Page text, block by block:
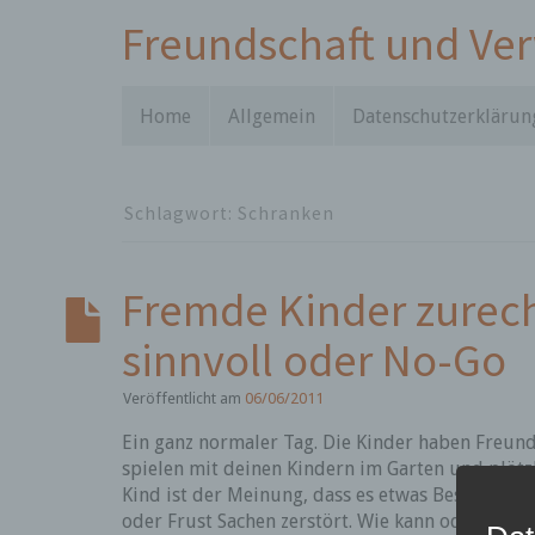
Freundschaft und
Home Allgemein
Schlagwort: Schranken
Fremde Kinder
sinnvoll oder No-Go
Veröffentlicht am 06/06/2011
Ein ganz normaler Tag. Die Kinder haben
spielen mit deinen Kindern im Garten und
Kind ist der Meinung, dass es etwas
oder Frust Sachen zerstört. Wie kann oder soll